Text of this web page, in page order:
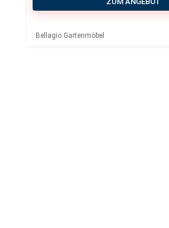
Bellagio Gartenmöbel